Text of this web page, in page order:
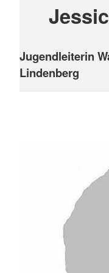
Jugendleiterin
Lindenberg